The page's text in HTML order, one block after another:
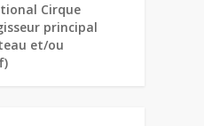
Cirque
principal
et/ou